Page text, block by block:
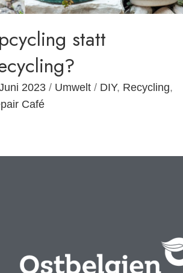
statt
2023 / Umwelt / DIY, Recycling,
Café